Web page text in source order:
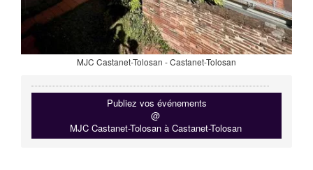
MJC Castanet-Tolosan - Castanet-Tolosan
Publiez vos événements
@
MJC Castanet-Tolosan à Castanet-Tolosan